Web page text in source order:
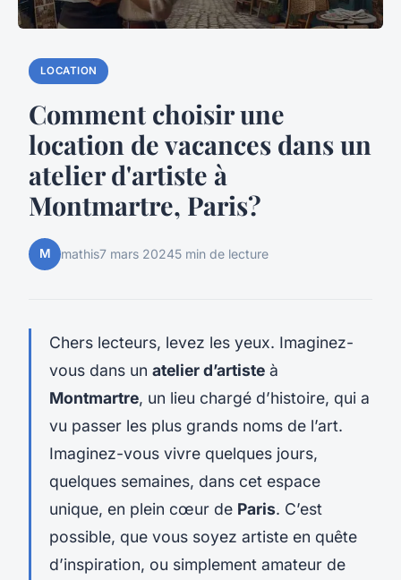
LOCATION
Comment choisir une
location de vacances dans un
atelier d'artiste à
Montmartre, Paris?
M mathis7 mars 20245 min de lecture
Chers lecteurs, levez les yeux. Imaginez-
vous dans un atelier d’artiste à
Montmartre, un lieu chargé d’histoire, qui a
vu passer les plus grands noms de l’art.
Imaginez-vous vivre quelques jours,
quelques semaines, dans cet espace
unique, en plein cœur de Paris. C’est
possible, que vous soyez artiste en quête
d’inspiration, ou simplement amateur de